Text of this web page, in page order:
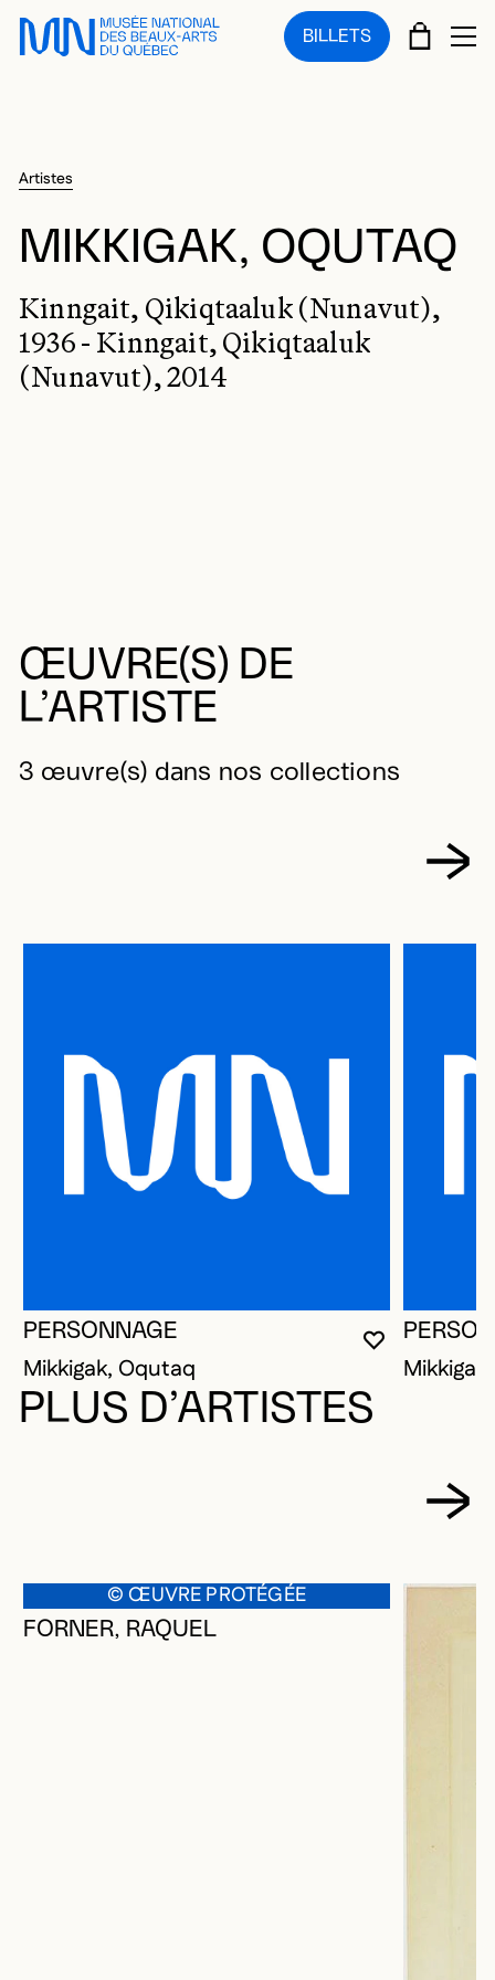
Sauter au menu principal
Sauter au contenu principal
Sauter au pied de page
BILLETS PANIER
Artistes
MIKKIGAK, OQUTAQ
Kinngait, Qikiqtaaluk (Nunavut),
1936 - Kinngait, Qikiqtaaluk
(Nunavut), 2014
ŒUVRE(S) DE
L’ARTISTE
3 œuvre(s) dans nos collections
VOUS
FERMER
OUVRIR LA
PERSONNAGE
Mikkigak, Oqutaq
PLUS D’ARTISTES
© ŒUVRE PROTÉGÉE
FORNER, RAQUEL